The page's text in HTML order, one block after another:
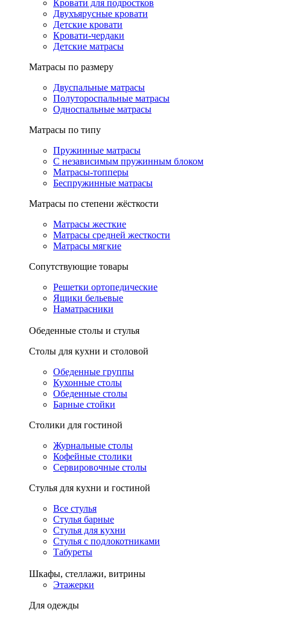
Кровати для подростков
Двухъярусные кровати
Детские кровати
Кровати-чердаки
Детские матрасы
Матрасы по размеру
Двуспальные матрасы
Полутороспальные матрасы
Односпальные матрасы
Матрасы по типу
Пружинные матрасы
С независимым пружинным блоком
Матрасы-топперы
Беспружинные матрасы
Матрасы по степени жёсткости
Матрасы жесткие
Матрасы средней жесткости
Матрасы мягкие
Сопутствующие товары
Решетки ортопедические
Ящики бельевые
Наматрасники
Обеденные столы и стулья
Столы для кухни и столовой
Обеденные группы
Кухонные столы
Обеденные столы
Барные стойки
Столики для гостиной
Журнальные столы
Кофейные столики
Сервировочные столы
Стулья для кухни и гостиной
Все стулья
Стулья барные
Стулья для кухни
Стулья с подлокотниками
Табуреты
Шкафы, стеллажи, витрины
Этажерки
Для одежды